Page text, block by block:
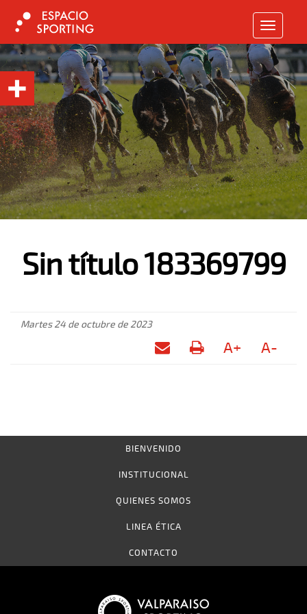
TOGGLE
Sin título 183369799
Martes 24 de octubre de 2023
A+ A-
BIENVENIDO
INSTITUCIONAL
QUIENES SOMOS
LINEA ÉTICA
CONTACTO